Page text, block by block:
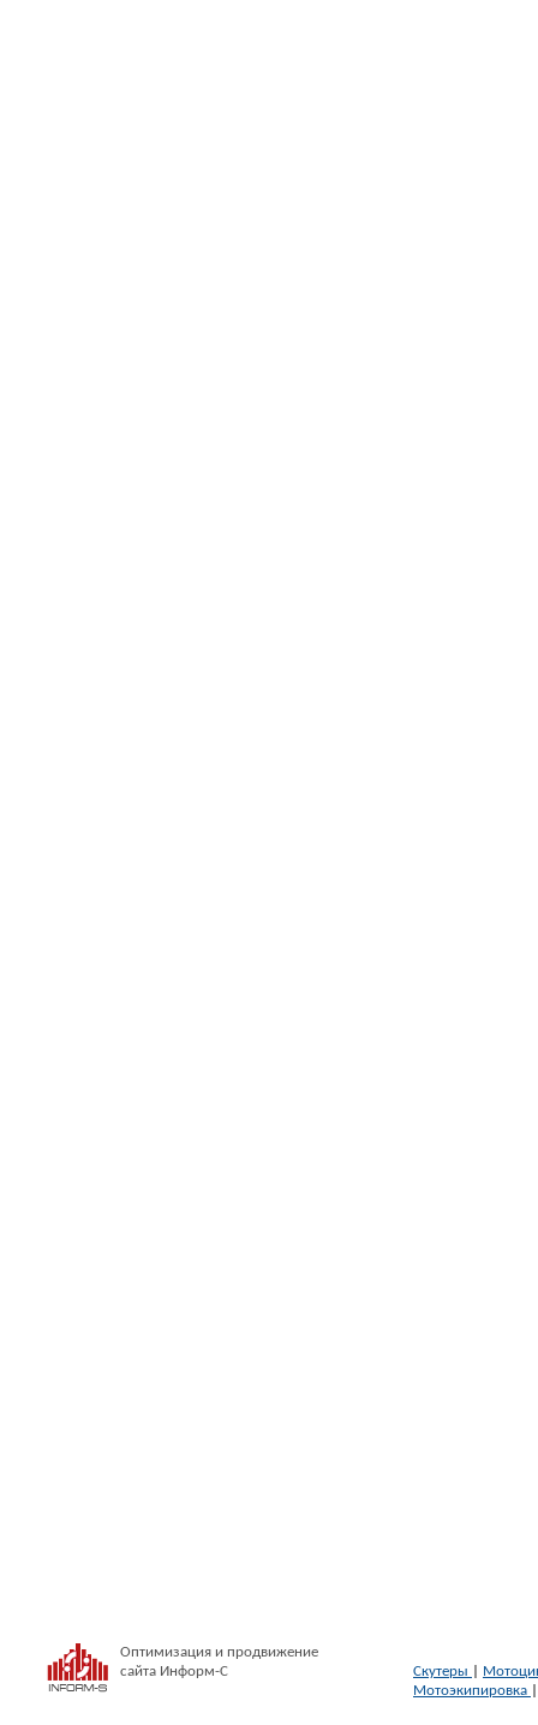
Оптимизация и продвижение
сайта Информ-С
Скутеры
Мотоэкипировка